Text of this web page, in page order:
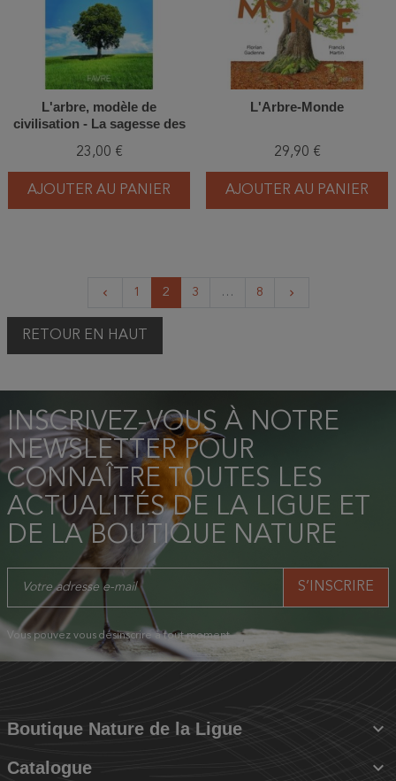
L'arbre, modèle de
civilisation - La sagesse des
humains
23,00 €
AJOUTER AU PANIER
L'Arbre-Monde
29,90 €
AJOUTER AU PANIER
keyboard_arrow_left Précédent
1 2 3 … 8 keyboard_arrow_right
RETOUR EN HAUT
INSCRIVEZ-VOUS À NOTRE
NEWSLETTER POUR
CONNAÎTRE TOUTES LES
ACTUALITÉS DE LA LIGUE ET
DE LA BOUTIQUE NATURE
Vous pouvez vous désinscrire à tout moment.
Boutique Nature de la Ligue 
Catalogue 